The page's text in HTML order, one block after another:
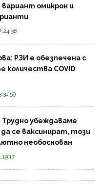
вариант омикрон и
РЗИ е обезпечена с
количества COVID
Трудно убеждаваме
се ваксинират, този
необоснован